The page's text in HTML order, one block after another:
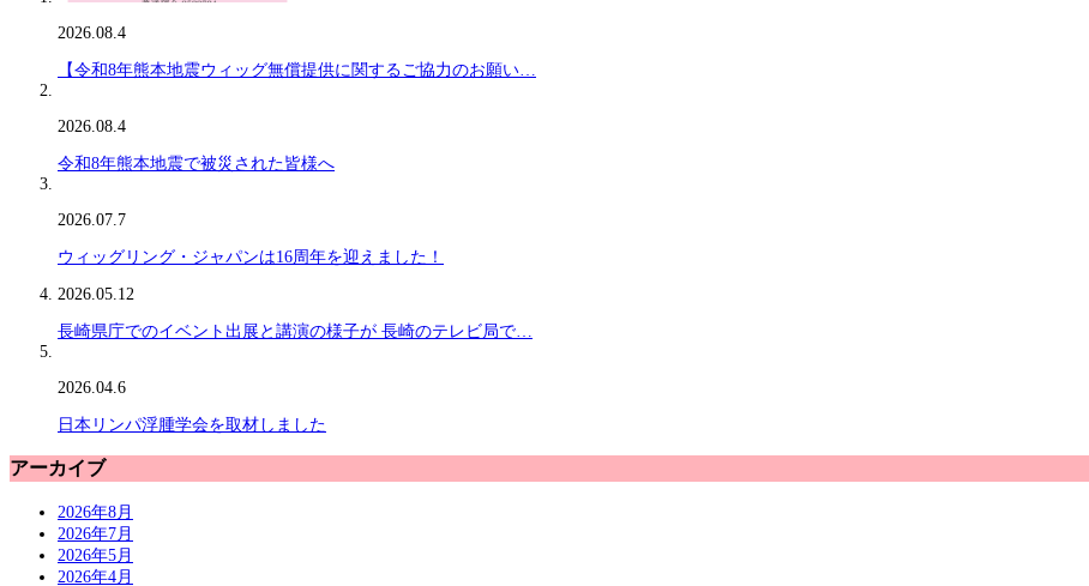
2026.08.4
【令和8年熊本地震ウィッグ無償提供に関するご協力のお願い…
2026.08.4
令和8年熊本地震で被災された皆様へ
2026.07.7
ウィッグリング・ジャパンは16周年を迎えました！
2026.05.12
長崎県庁でのイベント出展と講演の様子が 長崎のテレビ局で…
2026.04.6
日本リンパ浮腫学会を取材しました
アーカイブ
2026年8月
2026年7月
2026年5月
2026年4月